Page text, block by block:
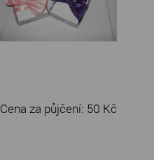
Cena za půjčení: 50 Kč